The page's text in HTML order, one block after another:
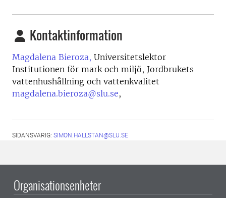
Kontaktinformation
Magdalena Bieroza, Universitetslektor
Institutionen för mark och miljö, Jordbrukets
vattenhushållning och vattenkvalitet
magdalena.bieroza@slu.se,
SIDANSVARIG: SIMON.HALLSTAN@SLU.SE
Organisationsenheter